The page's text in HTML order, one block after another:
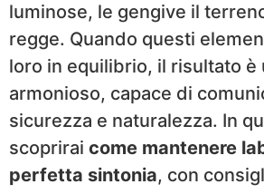
luminose, le gengive il
regge. Quando questi
loro in equilibrio, il risultato è
armonioso, capace di
sicurezza e naturalezza. In
scoprirai come mantenere
perfetta sintonia, con